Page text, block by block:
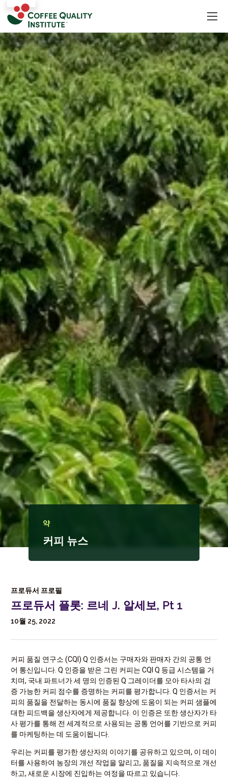
약
커피 뉴스
프로듀서 프로필
프로듀서 플롯: 르네 J. 알세보, Pt 1
10월 25, 2022
커피 품질 연구소 (CQI) Q 인증서는 구매자와 판매자 간의 공통 언
어 통신입니다. Q 인증을 받은 그린 커피는 CQI Q 등급 시스템을 거
치며, 국내 파트너가 세 명의 인증된 Q 그레이더를 모아 타사의 검
증 가능한 커피 점수를 증명하는 커피를 평가합니다. Q 인증서는 커
피의 품질을 전달하는 동시에 품질 향상에 도움이 되는 커피 샘플에
대한 피드백을 생산자에게 제공합니다. 이 인증은 또한 생산자가 타
사 평가를 통해 전 세계적으로 사용되는 공통 언어를 기반으로 커피
를 마케팅하는 데 도움이됩니다.
우리는 커피를 평가한 생산자의 이야기를 공유하고 있으며, 이 데이
터를 사용하여 농장의 개선 작업을 알리고, 품질을 지속적으로 개선
하고, 새로운 시장에 진입하는 여정을 따르고 있습니다.